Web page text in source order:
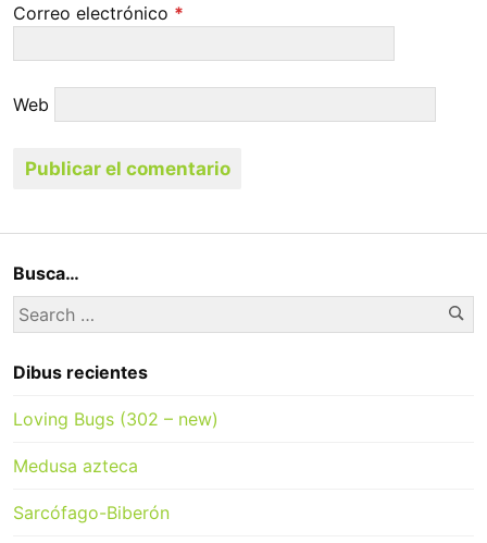
Correo electrónico *
Web
Busca…
Search
for:
Dibus recientes
Loving Bugs (302 – new)
Medusa azteca
Sarcófago-Biberón